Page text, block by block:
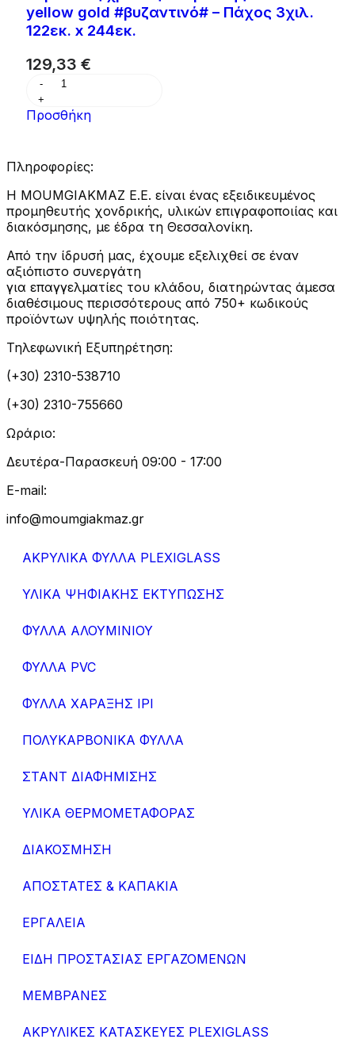
yellow gold #βυζαντινό# – Πάχος 3χιλ.
122εκ. x 244εκ.
129,33 €
Προσθήκη
Πληροφορίες:
Η MOUMGIAKMAZ E.E. είναι ένας εξειδικευμένος
προμηθευτής χονδρικής, υλικών επιγραφοποιίας και
διακόσμησης, με έδρα τη Θεσσαλονίκη.
Από την ίδρυσή μας, έχουμε εξελιχθεί σε έναν
αξιόπιστο συνεργάτη
για επαγγελματίες του κλάδου, διατηρώντας άμεσα
διαθέσιμους περισσότερους από 750+ κωδικούς
προϊόντων υψηλής ποιότητας.
Τηλεφωνική Εξυπηρέτηση:
(+30) 2310-538710
(+30) 2310-755660
Ωράριο:
Δευτέρα-Παρασκευή 09:00 - 17:00
E-mail:
info@moumgiakmaz.gr
ΑΚΡΥΛΙΚΑ ΦΥΛΛΑ PLEXIGLASS
ΥΛΙΚΑ ΨΗΦΙΑΚΗΣ ΕΚΤΥΠΩΣΗΣ
ΦΥΛΛΑ ΑΛΟΥΜΙΝΙΟΥ
ΦΥΛΛΑ PVC
ΦΥΛΛΑ ΧΑΡΑΞΗΣ IPI
ΠΟΛΥΚΑΡΒΟΝΙΚΑ ΦΥΛΛΑ
ΣΤΑΝΤ ΔΙΑΦΗΜΙΣΗΣ
ΥΛΙΚΑ ΘΕΡΜΟΜΕΤΑΦΟΡΑΣ
ΔΙΑΚΟΣΜΗΣΗ
ΑΠΟΣΤΑΤΕΣ & ΚΑΠΑΚΙΑ
ΕΡΓΑΛΕΙΑ
ΕΙΔΗ ΠΡΟΣΤΑΣΙΑΣ ΕΡΓΑΖΟΜΕΝΩΝ
ΜΕΜΒΡΑΝΕΣ
ΑΚΡΥΛΙΚΕΣ ΚΑΤΑΣΚΕΥΕΣ PLEXIGLASS